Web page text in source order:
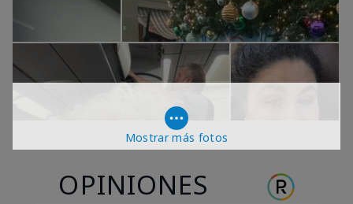
Mostrar más fotos
OPINIONES